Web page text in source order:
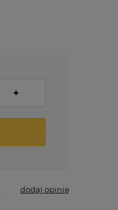
+
dodaj opinię